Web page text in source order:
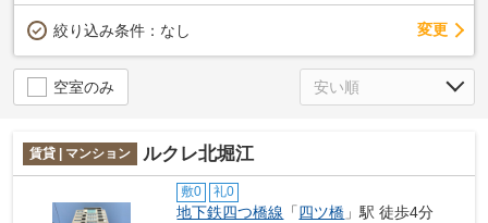
絞り込み条件： なし 変更
空室のみ
賃貸 | マンション ルクレ北堀江
敷0 礼0
地下鉄四つ橋線 「四ツ橋 」駅 徒歩4分